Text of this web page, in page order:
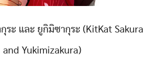
ระ และ ยูกิมิซากุระ (KitKat Sakura
and Yukimizakura)